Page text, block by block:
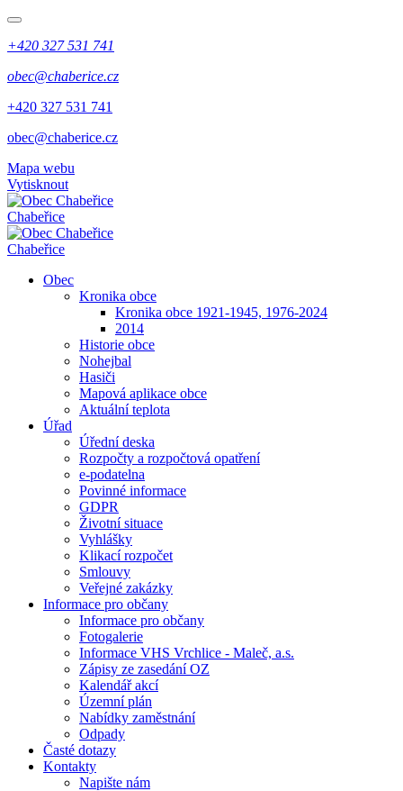
+420 327 531 741
obec@chaberice.cz
+420 327 531 741
obec@chaberice.cz
Mapa webu
Vytisknout
Chabeřice
Chabeřice
Obec
Kronika obce
Kronika obce 1921-1945, 1976-2024
2014
Historie obce
Nohejbal
Hasiči
Mapová aplikace obce
Aktuální teplota
Úřad
Úřední deska
Rozpočty a rozpočtová opatření
e-podatelna
Povinné informace
GDPR
Životní situace
Vyhlášky
Klikací rozpočet
Smlouvy
Veřejné zakázky
Informace pro občany
Informace pro občany
Fotogalerie
Informace VHS Vrchlice - Maleč, a.s.
Zápisy ze zasedání OZ
Kalendář akcí
Územní plán
Nabídky zaměstnání
Odpady
Časté dotazy
Kontakty
Napište nám